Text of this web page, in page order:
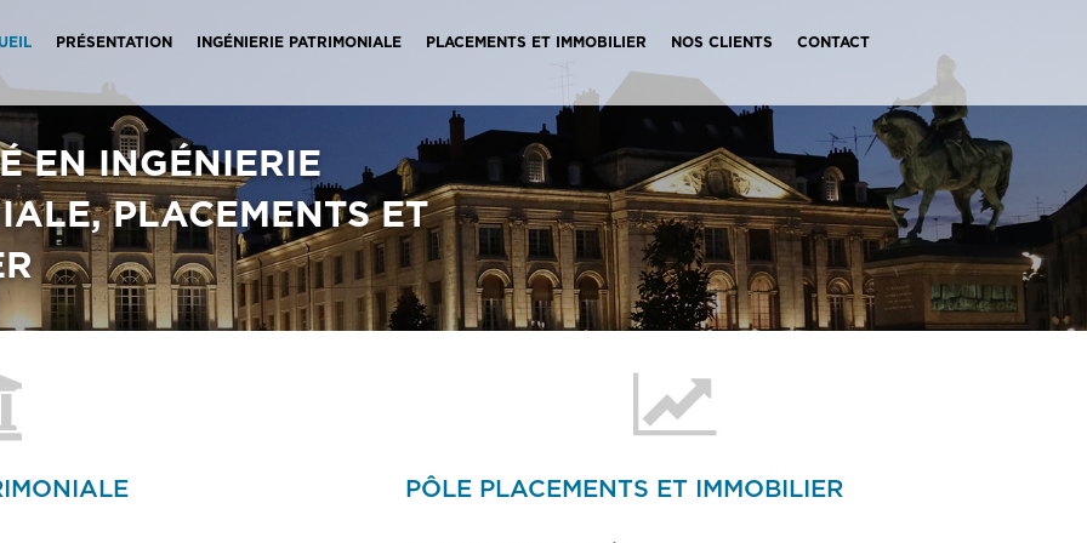
PRÉSENTATION INGÉNIERIE PATRIMONIALE PLACEMENTS ET IMMOBILIER NOS CLIENTS CONTACT
EN INGÉNIERIE
PLACEMENTS ET
PÔLE PLACEMENTS ET IMMOBILIER